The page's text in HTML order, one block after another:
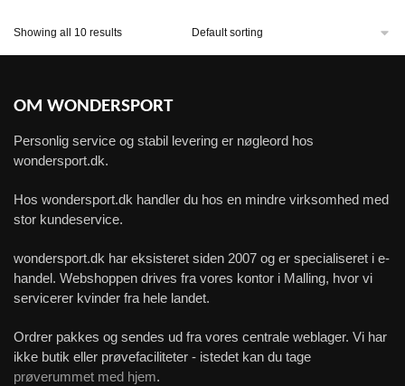
Showing all 10 results
OM WONDERSPORT
Personlig service og stabil levering er nøgleord hos
wondersport.dk.
Hos wondersport.dk handler du hos en mindre virksomhed med
stor kundeservice.
wondersport.dk har eksisteret siden 2007 og er specialiseret i e-
handel. Webshoppen drives fra vores kontor i Malling, hvor vi
servicerer kvinder fra hele landet.
Ordrer pakkes og sendes ud fra vores centrale weblager. Vi har
ikke butik eller prøvefaciliteter - istedet kan du tage
prøverummet med hjem.